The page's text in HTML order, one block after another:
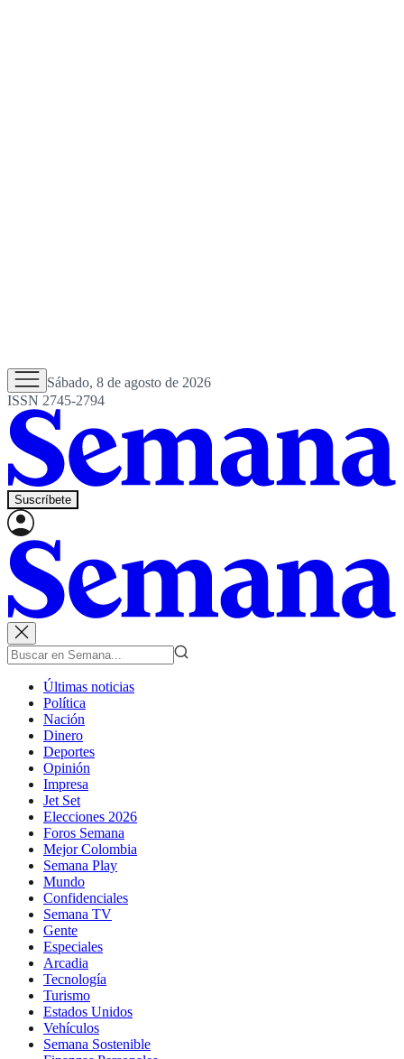
Sábado, 8 de agosto de 2026
ISSN 2745-2794
Suscríbete
Últimas noticias
Política
Nación
Dinero
Deportes
Opinión
Impresa
Jet Set
Elecciones 2026
Foros Semana
Mejor Colombia
Semana Play
Mundo
Confidenciales
Semana TV
Gente
Especiales
Arcadia
Tecnología
Turismo
Estados Unidos
Vehículos
Semana Sostenible